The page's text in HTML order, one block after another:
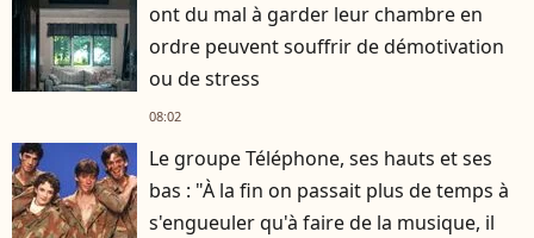
ont du mal à garder leur chambre en
ordre peuvent souffrir de démotivation
ou de stress
08:02
Le groupe Téléphone, ses hauts et ses
bas : "À la fin on passait plus de temps à
s'engueuler qu'à faire de la musique, il